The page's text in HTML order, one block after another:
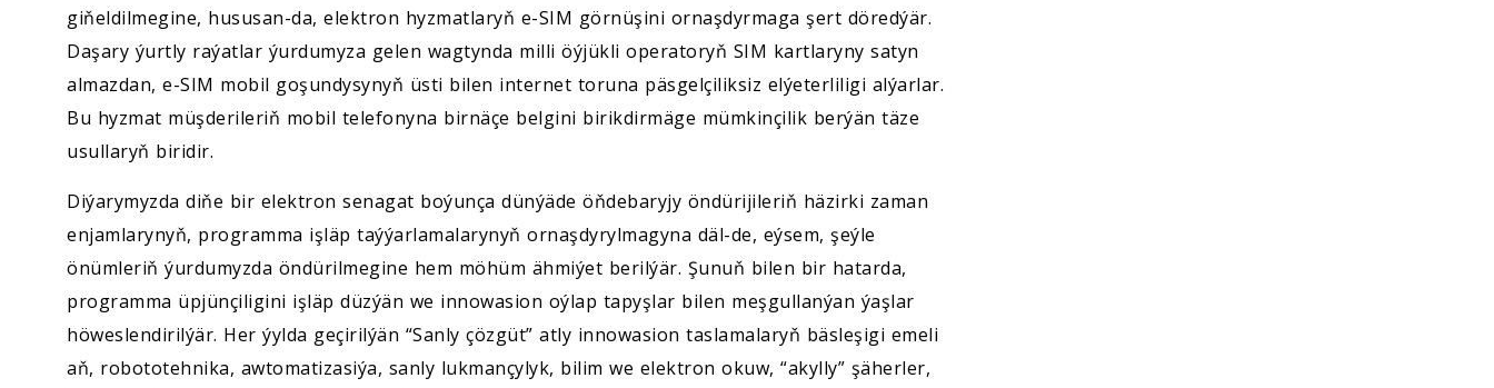
giňeldilmegine, hususan-da, elektron hyzmatlaryň e-SIM görnüşini ornaşdyrmaga şert döredýär.
Daşary ýurtly raýatlar ýurdumyza gelen wagtynda milli öýjükli operatoryň SIM kartlaryny satyn
almazdan, e-SIM mobil goşundysynyň üsti bilen internet toruna päsgelçiliksiz elýeterliligi alýarlar.
Bu hyzmat müşderileriň mobil telefonyna birnäçe belgini birikdirmäge mümkinçilik berýän täze
usullaryň biridir.
Diýarymyzda diňe bir elektron senagat boýunça dünýäde öňdebaryjy öndürijileriň häzirki zaman
enjamlarynyň, programma işläp taýýarlamalarynyň ornaşdyrylmagyna däl-de, eýsem, şeýle
önümleriň ýurdumyzda öndürilmegine hem möhüm ähmiýet berilýär. Şunuň bilen bir hatarda,
programma üpjünçiligini işläp düzýän we innowasion oýlap tapyşlar bilen meşgullanýan ýaşlar
höweslendirilýär. Her ýylda geçirilýän “Sanly çözgüt” atly innowasion taslamalaryň bäsleşigi emeli
aň, robototehnika, awtomatizasiýa, sanly lukmançylyk, bilim we elektron okuw, “akylly” şäherler,